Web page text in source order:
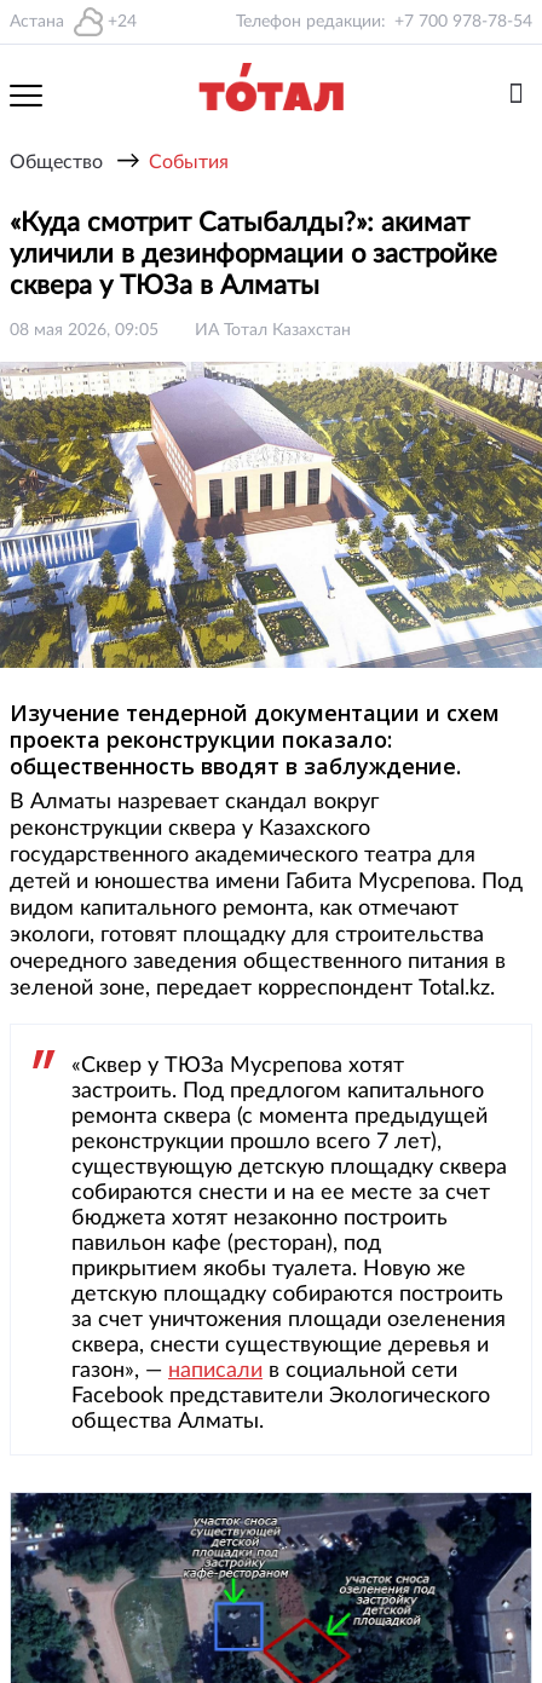
Астана +24 Телефон редакции: +7 700 978-78-54
Общество → События
«Куда смотрит Сатыбалды?»: акимат
уличили в дезинформации о застройке
сквера у ТЮЗа в Алматы
08 мая 2026, 09:05 ИА Тотал Казахстан
Изучение тендерной документации и схем
проекта реконструкции показало:
общественность вводят в заблуждение.
В Алматы назревает скандал вокруг
реконструкции сквера у Казахского
государственного академического театра для
детей и юношества имени Габита Мусрепова. Под
видом капитального ремонта, как отмечают
экологи, готовят площадку для строительства
очередного заведения общественного питания в
зеленой зоне, передает корреспондент Total.kz.
«Сквер у ТЮЗа Мусрепова хотят
застроить. Под предлогом капитального
ремонта сквера (с момента предыдущей
реконструкции прошло всего 7 лет),
существующую детскую площадку сквера
собираются снести и на ее месте за счет
бюджета хотят незаконно построить
павильон кафе (ресторан), под
прикрытием якобы туалета. Новую же
детскую площадку собираются построить
за счет уничтожения площади озеленения
сквера, снести существующие деревья и
газон», — написали в социальной сети
Facebook представители Экологического
общества Алматы.